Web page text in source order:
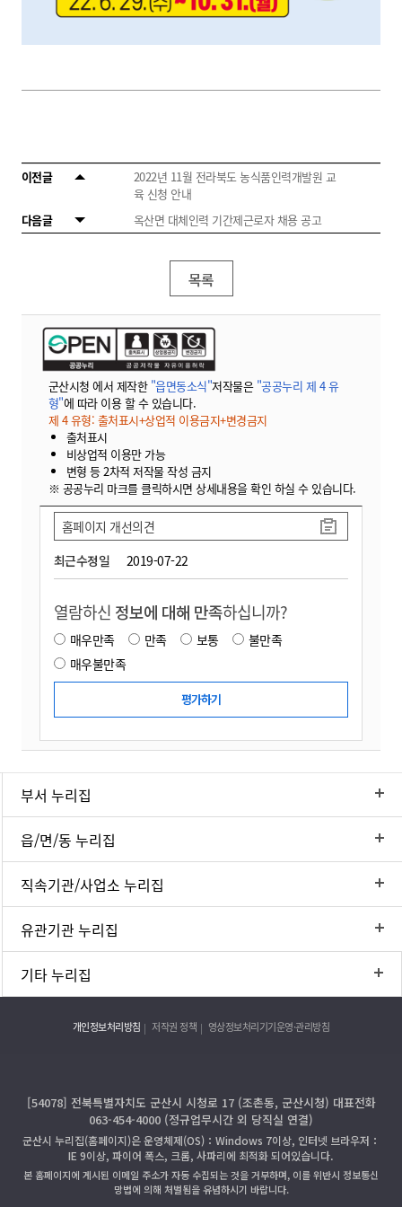
이전글
2022년 11월 전라북도 농식품인력개발원 교
육 신청 안내
다음글
옥산면 대체인력 기간제근로자 채용 공고
목록
군산시청 에서 제작한 "읍면동소식"저작물은 "공공누리 제 4 유
형"에 따라 이용 할 수 있습니다.
제 4 유형: 출처표시+상업적 이용금지+변경금지
출처표시
비상업적 이용만 가능
변형 등 2차적 저작물 작성 금지
※ 공공누리 마크를 클릭하시면 상세내용을 확인 하실 수 있습니다.
최근수정일 2019-07-22
홈페이지 개선의견
열람하신 정보에 대해 만족하십니까?
매우만족 만족 보통
불만족
매우불만족
부서 누리집
읍/면/동 누리집
직속기관/사업소 누리집
유관기관 누리집
기타 누리집
개인정보처리방침 저작권 정책 영상정보처리기기운영·관리방침
[54078] 전북특별자치도 군산시 시청로 17 (조촌동, 군산시청) 대표전화
063-454-4000 (정규업무시간 외 당직실 연결)
군산시 누리집(홈페이지)은 운영체제(OS)：Windows 7이상, 인터넷 브라우저：
IE 9이상, 파이어 폭스, 크롬, 사파리에 최적화 되어있습니다.
본 홈페이지에 게시된 이메일 주소가 자동 수집되는 것을 거부하며, 이를 위반시 정보통신
망법에 의해 처벌됨을 유념하시기 바랍니다.